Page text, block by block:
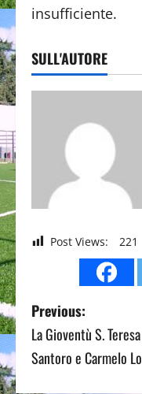
insufficiente.
SULL'AUTORE
Post Views: 221
P
o
Previous:
La Gioventù S.
Santoro e Carmelo